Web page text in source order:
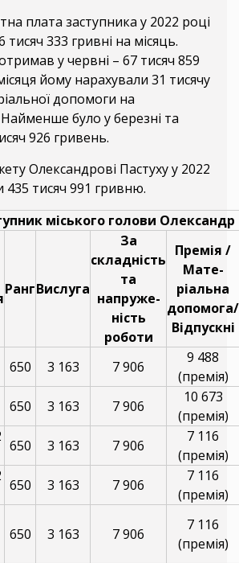
плата заступника у 2022 році
333 гривні на місяць.
у червні – 67 тисяч 859
йому нарахували 31 тисячу
допомоги на
було у березні та
926 гривень.
Олександрові Пастуху у 2022
435 тисяч 991 гривню.
міського голови Олександр
РангВислуга
За
складність
та
напруже-
ність
роботи
Премія /
Мате-
ріальна
допомога/
Відпускні
650 3 163 7 906
9 488
(премія)
650 3 163 7 906
10 673
(премія)
650 3 163 7 906
7 116
(премія)
650 3 163 7 906
7 116
(премія)
650 3 163 7 906
7 116
(премія)